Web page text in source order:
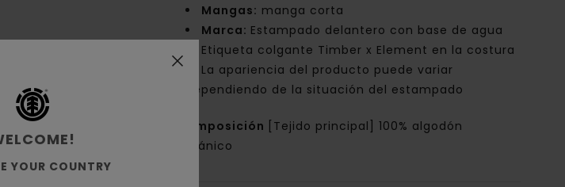
Mangas: manga corta
Marca: Estampado delantero con base de agua
Etiqueta colgante Timber x Element en la costura
La apariencia del producto puede variar
dependiendo de la situación del estampado
Composición
[Tejido principal] 100% algodón
orgánico
YOUR COUNTRY